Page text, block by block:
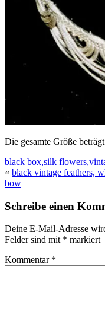
Die gesamte Größe beträgt
black box,silk
« black vintage feathers,
bow
Schreibe einen
Deine E-Mail-Adresse
Felder sind mit * markiert
Kommentar *